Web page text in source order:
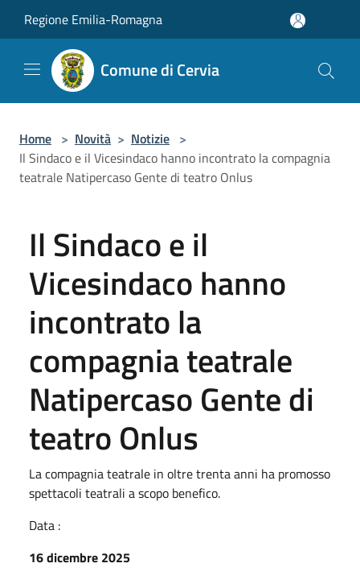
Regione Emilia-Romagna
Comune di Cervia
Home > Novità > Notizie >
Il Sindaco e il Vicesindaco hanno incontrato la compagnia
teatrale Natipercaso Gente di teatro Onlus
Il Sindaco e il
Vicesindaco hanno
incontrato la
compagnia teatrale
Natipercaso Gente di
teatro Onlus
La compagnia teatrale in oltre trenta anni ha promosso
spettacoli teatrali a scopo benefico.
Data :
16 dicembre 2025